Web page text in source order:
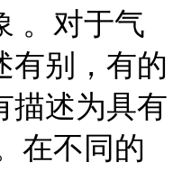
。对于气
有别，有的
描述为具有
在不同的